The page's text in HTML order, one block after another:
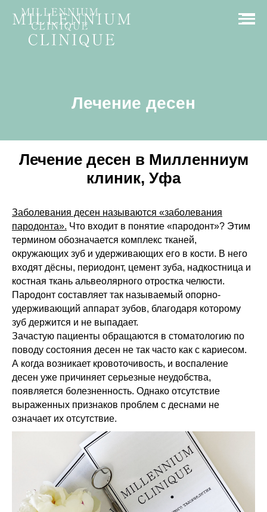
Лечение десен
Лечение десен в Милленниум
клиник, Уфа
Заболевания десен называются «заболевания
пародонта». Что входит в понятие «пародонт»? Этим
термином обозначается комплекс тканей,
окружающих зуб и удерживающих его в кости. В него
входят дёсны, периодонт, цемент зуба, надкостница и
костная ткань альвеолярного отростка челюсти.
Пародонт составляет так называемый опорно-
удерживающий аппарат зубов, благодаря которому
зуб держится и не выпадает.
Зачастую пациенты обращаются в стоматологию по
поводу состояния десен не так часто как с кариесом.
А когда возникает кровоточивость, и воспаление
десен уже причиняет серьезные неудобства,
появляется болезненность. Однако отсутствие
выраженных признаков проблем с деснами не
означает их отсутствие.